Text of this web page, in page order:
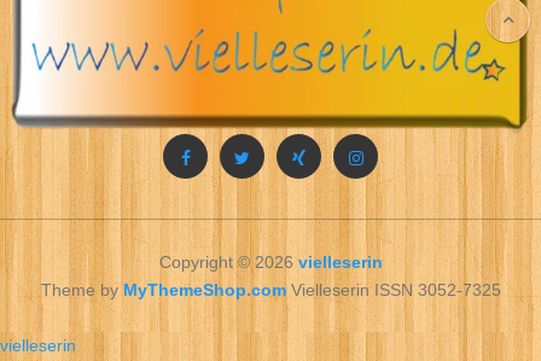
Copyright © 2026vielleserin
Theme by MyThemeShop.comVielleserin ISSN 3052-7325
vielleserin